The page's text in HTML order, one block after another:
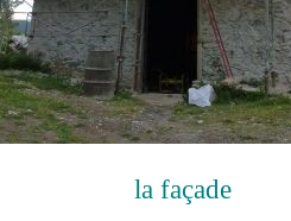
la façade